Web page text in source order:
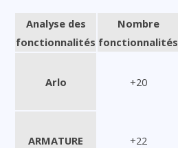
Analyse des
fonctionnalités
Nombre
fonctionnalités
Arlo +20
ARMATURE +22